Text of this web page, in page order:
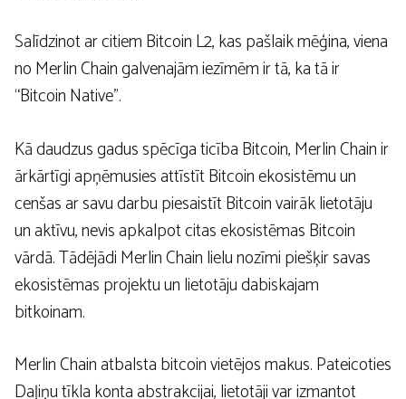
Salīdzinot ar citiem Bitcoin L2, kas pašlaik mēģina, viena
no Merlin Chain galvenajām iezīmēm ir tā, ka tā ir
“Bitcoin Native”.
Kā daudzus gadus spēcīga ticība Bitcoin, Merlin Chain ir
ārkārtīgi apņēmusies attīstīt Bitcoin ekosistēmu un
cenšas ar savu darbu piesaistīt Bitcoin vairāk lietotāju
un aktīvu, nevis apkalpot citas ekosistēmas Bitcoin
vārdā. Tādējādi Merlin Chain lielu nozīmi piešķir savas
ekosistēmas projektu un lietotāju dabiskajam
bitkoinam.
Merlin Chain atbalsta bitcoin vietējos makus. Pateicoties
Daļiņu tīkla konta abstrakcijai, lietotāji var izmantot